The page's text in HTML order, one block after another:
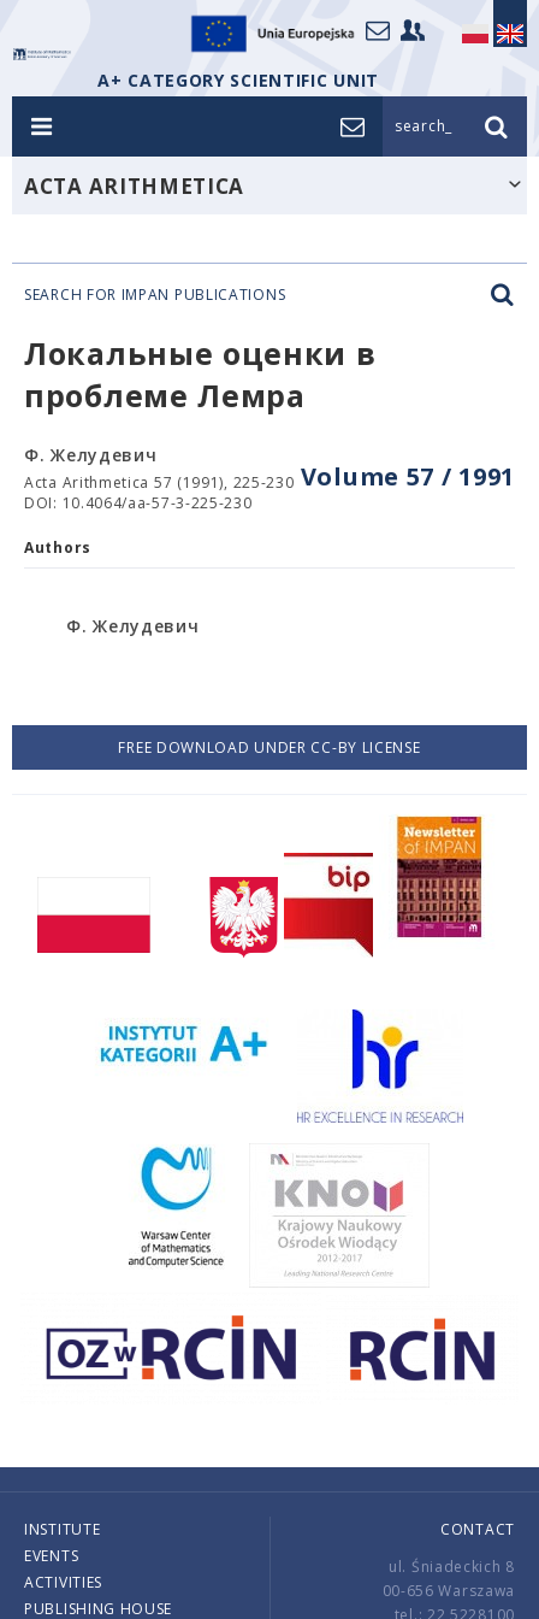
A+ CATEGORY SCIENTIFIC UNIT
search_
ACTA ARITHMETICA
SEARCH FOR IMPAN PUBLICATIONS
Локальные оценки в
проблеме Лемра
Volume 57 / 1991
Ф. Желудевич
Acta Arithmetica 57 (1991), 225-230
DOI: 10.4064/aa-57-3-225-230
Authors
Ф. Желудевич
FREE DOWNLOAD UNDER CC-BY LICENSE
INSTITUTE
EVENTS
ACTIVITIES
PUBLISHING HOUSE
CONTACT
ul. Śniadeckich 8
00-656 Warszawa
tel.: 22 5228100